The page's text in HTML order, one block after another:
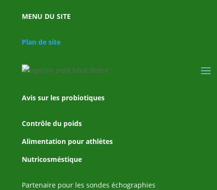
MENU DU SITE
Plan de site
Avis sur les probiotiques
Contrôle du poids
Alimentation pour athlètes
Nutricosméstique
Partenaire pour les sondes échographies :